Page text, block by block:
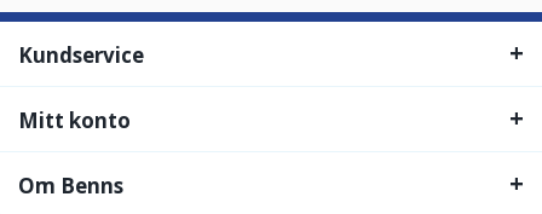
Kundservice
Mitt konto
Om Benns